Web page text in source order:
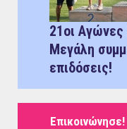
21οι
Μεγάλη
επιδόσεις!